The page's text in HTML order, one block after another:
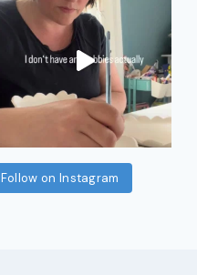
Follow on Instagram